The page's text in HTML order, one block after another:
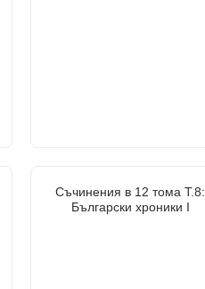
Съчинения в 12 тома Т.8:
Български хроники I